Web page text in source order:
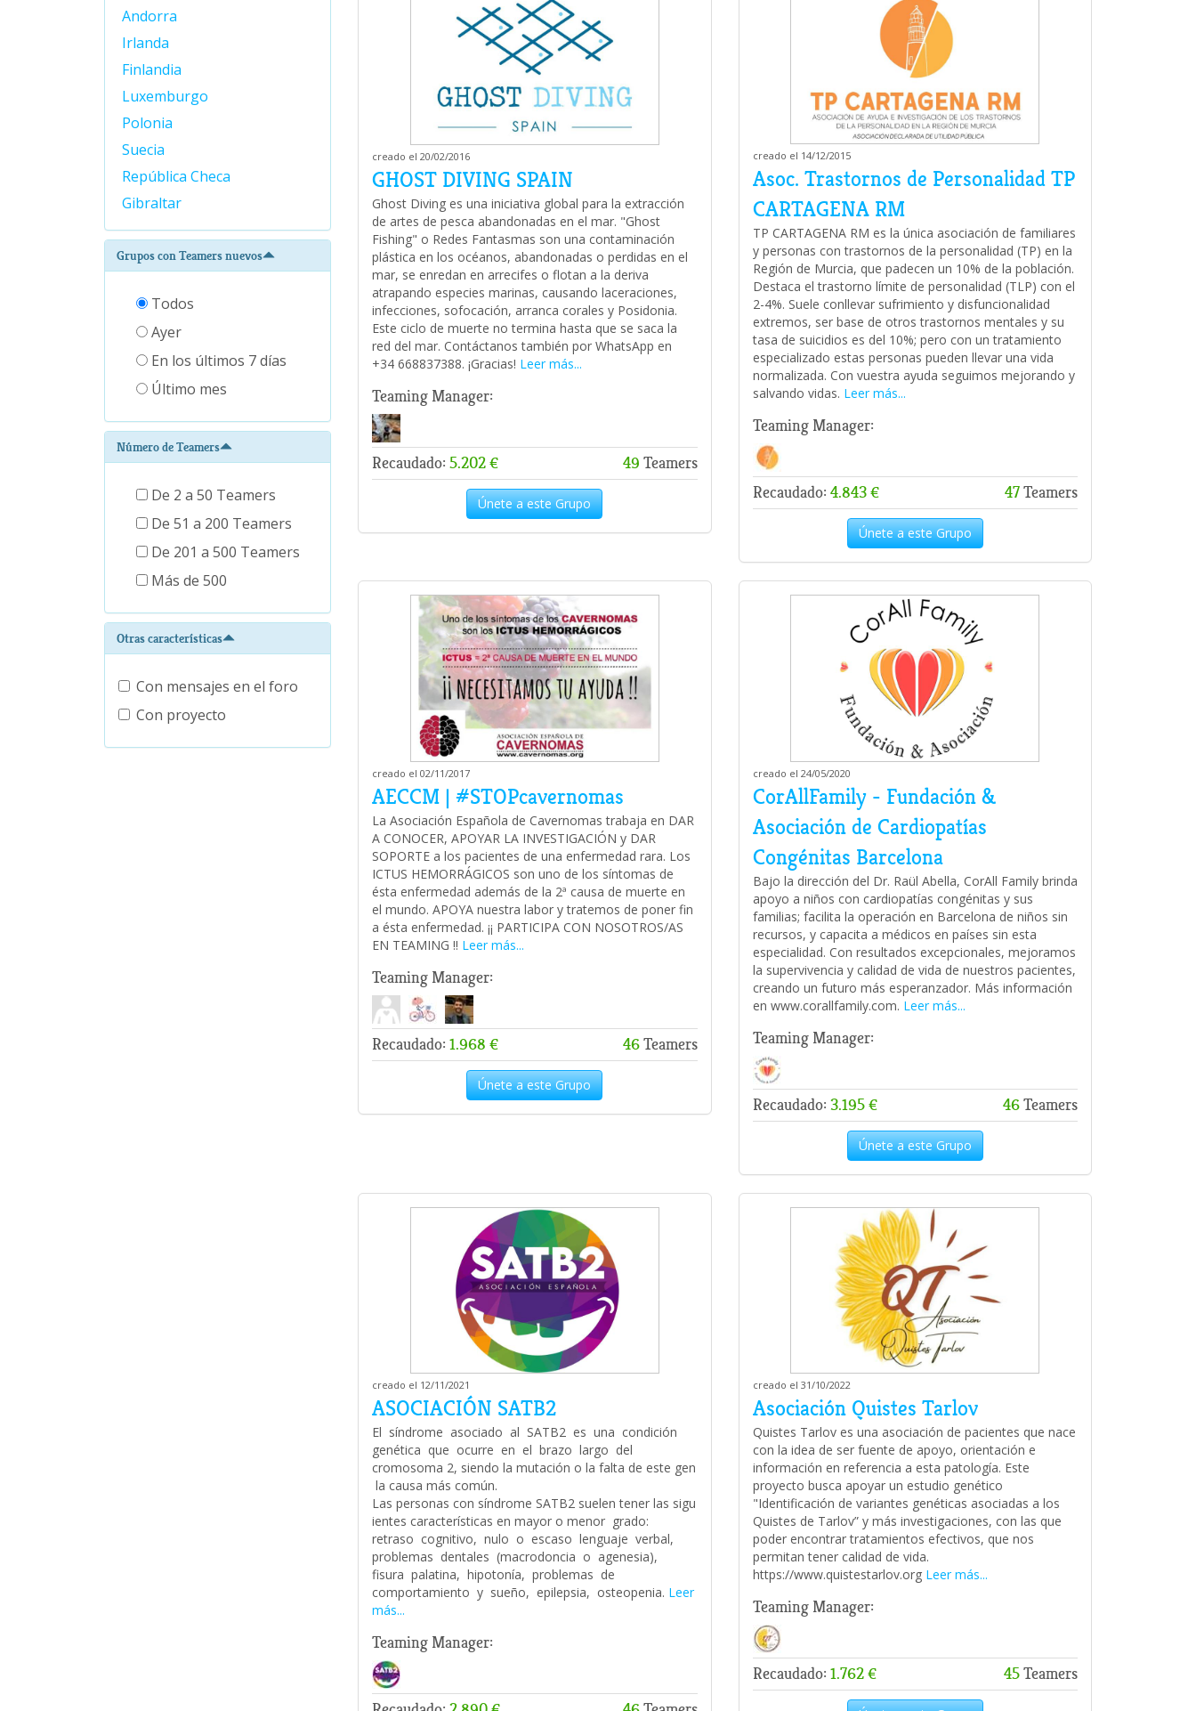
Andorra
Irlanda
Finlandia
Luxemburgo
Polonia
Suecia
República Checa
Gibraltar
Grupos con Teamers nuevos
Todos
Ayer
En los últimos 7 días
Último mes
Número de Teamers
De 2 a 50 Teamers
De 51 a 200 Teamers
De 201 a 500 Teamers
Más de 500
Otras características
Con mensajes en el foro
Con proyecto
creado el 20/02/2016
GHOST DIVING SPAIN
Ghost Diving es una iniciativa global para la extracción
de artes de pesca abandonadas en el mar. "Ghost
Fishing" o Redes Fantasmas son una contaminación
plástica en los océanos, abandonadas o perdidas en el
mar, se enredan en arrecifes o flotan a la deriva
atrapando especies marinas, causando laceraciones,
infecciones, sofocación, arranca corales y Posidonia.
Este ciclo de muerte no termina hasta que se saca la
red del mar. Contáctanos también por WhatsApp en
+34 668837388. ¡Gracias! Leer más...
Teaming Manager:
Recaudado: 5.202 € 49 Teamers
Únete a este Grupo
creado el 14/12/2015
Asoc. Trastornos de Personalidad TP
CARTAGENA RM
TP CARTAGENA RM es la única asociación de familiares
y personas con trastornos de la personalidad (TP) en la
Región de Murcia, que padecen un 10% de la población.
Destaca el trastorno límite de personalidad (TLP) con el
2-4%. Suele conllevar sufrimiento y disfuncionalidad
extremos, ser base de otros trastornos mentales y su
tasa de suicidios es del 10%; pero con un tratamiento
especializado estas personas pueden llevar una vida
normalizada. Con vuestra ayuda seguimos mejorando y
salvando vidas. Leer más...
Teaming Manager:
Recaudado: 4.843 € 47Teamers
Únete a este Grupo
creado el 02/11/2017
AECCM | #STOPcavernomas
La Asociación Española de Cavernomas trabaja en DAR
A CONOCER, APOYAR LA INVESTIGACIÓN y DAR
SOPORTE a los pacientes de una enfermedad rara. Los
ICTUS HEMORRÁGICOS son uno de los síntomas de
ésta enfermedad además de la 2ª causa de muerte en
el mundo. APOYA nuestra labor y tratemos de poner fin
a ésta enfermedad. ¡¡ PARTICIPA CON NOSOTROS/AS
EN TEAMING !! Leer más...
Teaming Manager:
Recaudado: 1.968 € 46Teamers
Únete a este Grupo
creado el 24/05/2020
CorAllFamily - Fundación &
Asociación de Cardiopatías
Congénitas Barcelona
Bajo la dirección del Dr. Raül Abella, CorAll Family brinda
apoyo a niños con cardiopatías congénitas y sus
familias; facilita la operación en Barcelona de niños sin
recursos, y capacita a médicos en países sin esta
especialidad. Con resultados excepcionales, mejoramos
la supervivencia y calidad de vida de nuestros pacientes,
creando un futuro más esperanzador. Más información
en www.corallfamily.com. Leer más...
Teaming Manager:
Recaudado: 3.195 € 46Teamers
Únete a este Grupo
creado el 12/11/2021
ASOCIACIÓN SATB2
El síndrome asociado al SATB2 es una condición
genética que ocurre en el brazo largo del
cromosoma 2, siendo la mutación o la falta de este gen
la causa más común.
Las personas con síndrome SATB2 suelen tener las sigu
ientes características en mayor o menor grado:
retraso cognitivo, nulo o escaso lenguaje verbal,
problemas dentales (macrodoncia o agenesia),
fisura palatina, hipotonía, problemas de
comportamiento y sueño, epilepsia, osteopenia. Leer
más...
Teaming Manager:
creado el 31/10/2022
Asociación Quistes Tarlov
Quistes Tarlov es una asociación de pacientes que nace
con la idea de ser fuente de apoyo, orientación e
información en referencia a esta patología. Este
proyecto busca apoyar un estudio genético
"Identificación de variantes genéticas asociadas a los
Quistes de Tarlov” y más investigaciones, con las que
poder encontrar tratamientos efectivos, que nos
permitan tener calidad de vida.
https://www.quistestarlov.org Leer más...
Teaming Manager:
Recaudado: 1.762 € 45Teamers